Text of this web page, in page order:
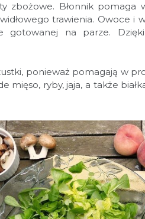
zbożowe. Błonnik
trawienia. Owoce i
na parze.
ponieważ pomagają w
mięso, ryby, jaja, a także